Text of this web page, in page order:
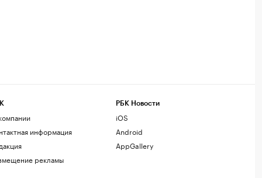
информация
рекламы
РБК Новости
iOS
Android
AppGallery